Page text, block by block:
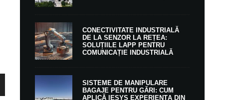
CONECTIVITATE INDUSTRIALĂ
DE LA SENZOR LA REȚEA:
SOLUȚIILE LAPP PENTRU
COMUNICAȚIE INDUSTRIALĂ
SISTEME DE MANIPULARE
BAGAJE PENTRU GĂRI: CUM
APLICĂ IESYS EXPERIENȚA DIN